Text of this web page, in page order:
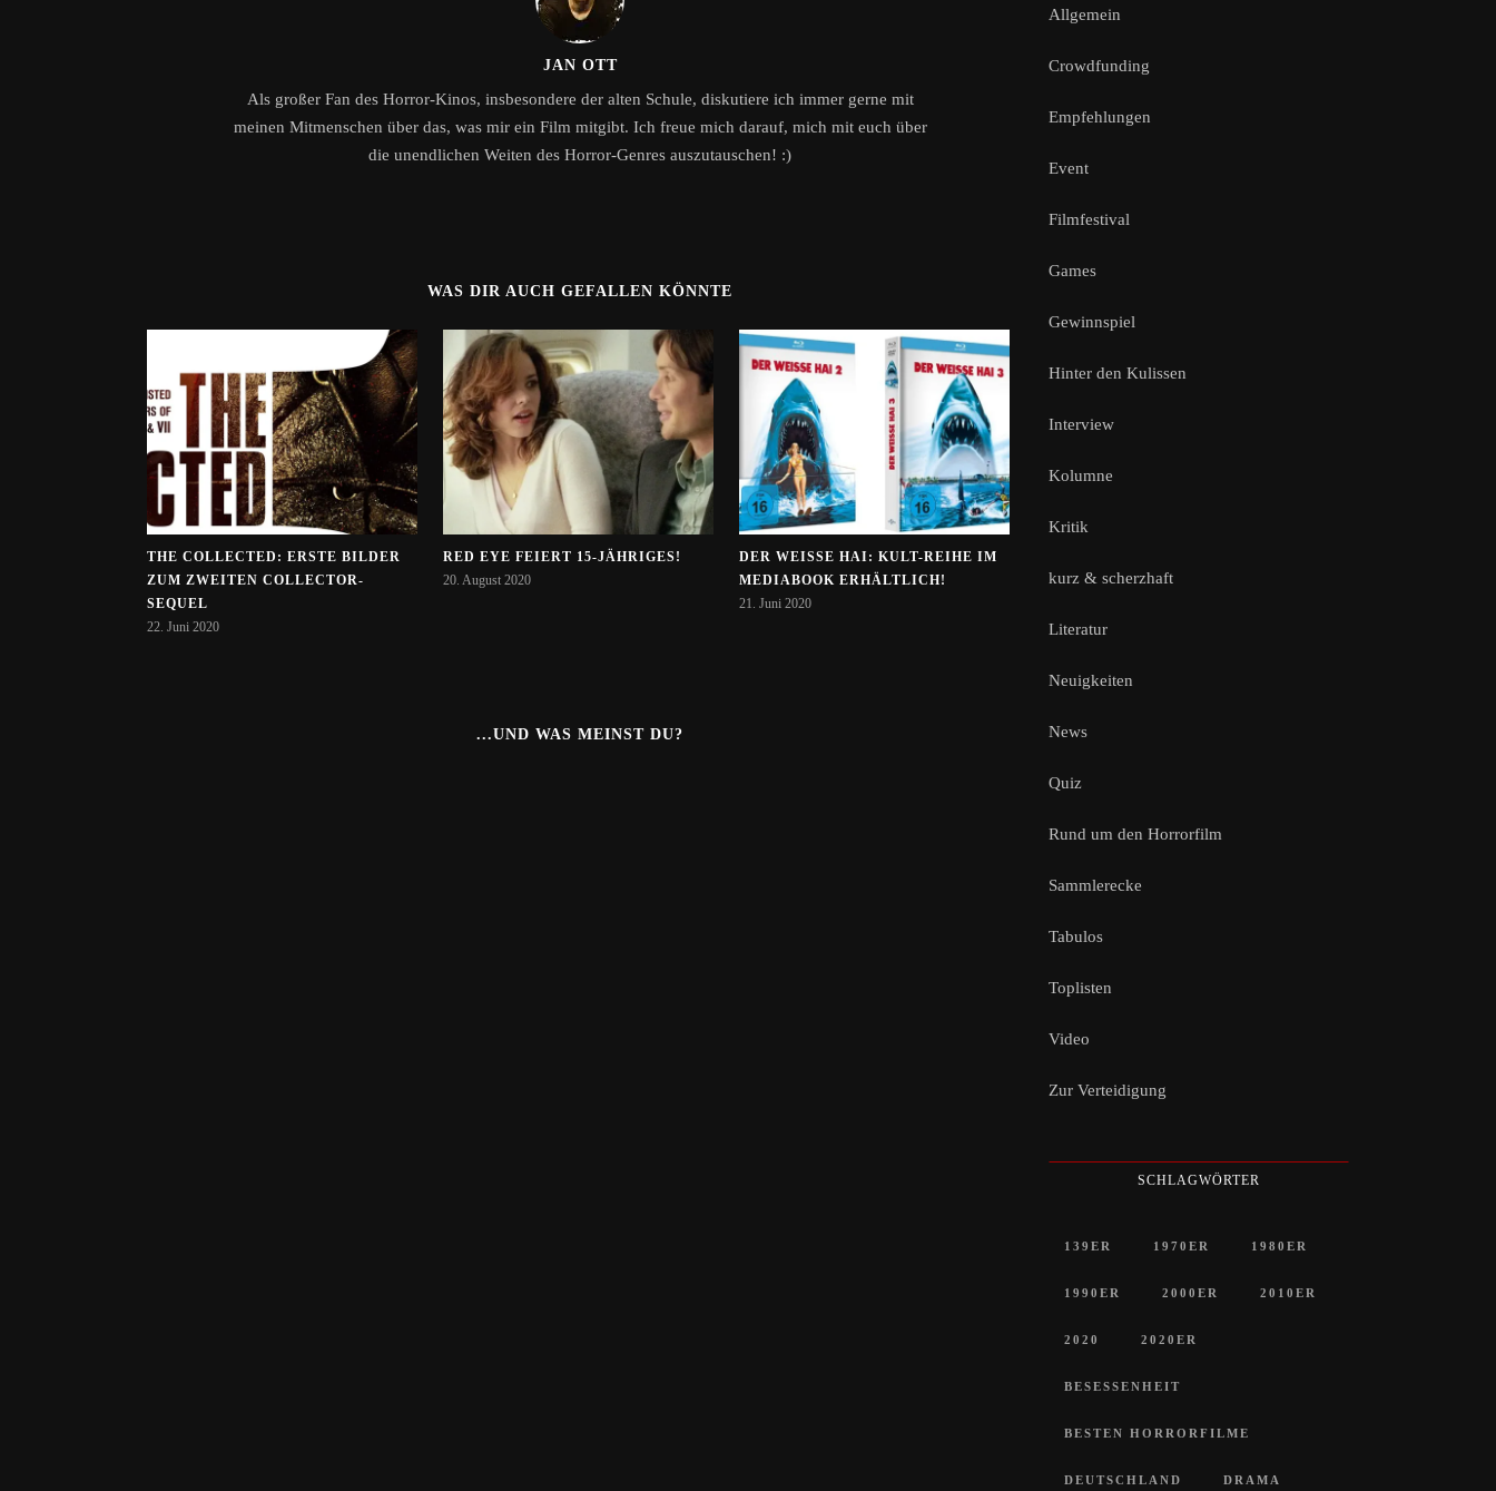
JAN OTT
Als großer Fan des Horror-Kinos, insbesondere der alten Schule, diskutiere ich immer gerne mit
meinen Mitmenschen über das, was mir ein Film mitgibt. Ich freue mich darauf, mich mit euch über
die unendlichen Weiten des Horror-Genres auszutauschen! :)
WAS DIR AUCH GEFALLEN KÖNNTE
THE COLLECTED: ERSTE BILDER
ZUM ZWEITEN COLLECTOR-
SEQUEL
22. Juni 2020
RED EYE FEIERT 15-JÄHRIGES!
20. August 2020
DER WEISSE HAI: KULT-REIHE IM M
EDIABOOK ERHÄLTLICH!
21. Juni 2020
...UND WAS MEINST DU?
Allgemein
Crowdfunding
Empfehlungen
Event
Filmfestival
Games
Gewinnspiel
Hinter den Kulissen
Interview
Kolumne
Kritik
kurz & scherzhaft
Literatur
Neuigkeiten
News
Quiz
Rund um den Horrorfilm
Sammlerecke
Tabulos
Toplisten
Video
Zur Verteidigung
SCHLAGWÖRTER
139ER 1970ER 1980ER
1990ER 2000ER 2010ER
2020 2020ER
BESESSENHEIT
BESTEN HORRORFILME
DEUTSCHLAND DRAMA